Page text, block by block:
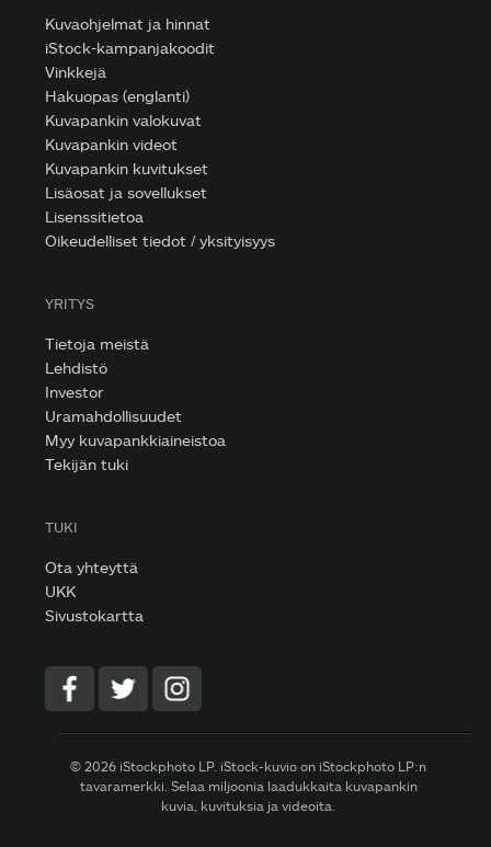
Kuvaohjelmat ja hinnat
iStock-kampanjakoodit
Vinkkejä
Hakuopas (englanti)
Kuvapankin valokuvat
Kuvapankin videot
Kuvapankin kuvitukset
Lisäosat ja sovellukset
Lisenssitietoa
Oikeudelliset tiedot / yksityisyys
YRITYS
Tietoja meistä
Lehdistö
Investor
Uramahdollisuudet
Myy kuvapankkiaineistoa
Tekijän tuki
TUKI
Ota yhteyttä
UKK
Sivustokartta
© 2026 iStockphoto LP. iStock-kuvio on iStockphoto LP:n
tavaramerkki. Selaa miljoonia laadukkaita kuvapankin
kuvia, kuvituksia ja videoita.